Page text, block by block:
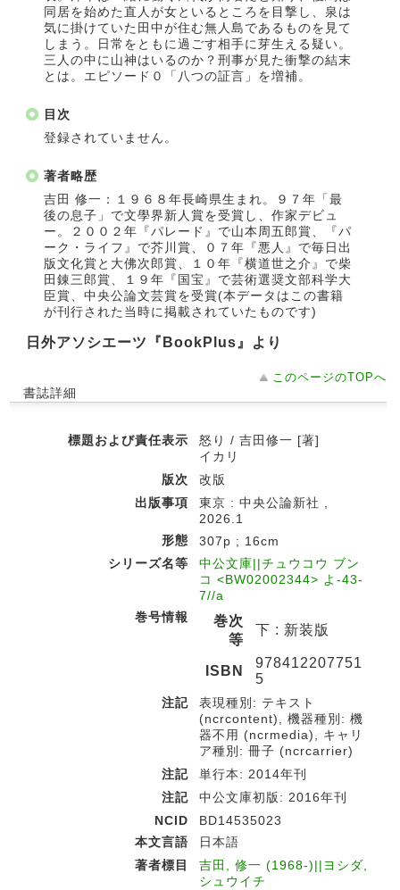
同居を始めた直人が女といるところを目撃し、泉は
気に掛けていた田中が住む無人島であるものを見て
しまう。日常をともに過ごす相手に芽生える疑い。
三人の中に山神はいるのか？刑事が見た衝撃の結末
とは。エピソード０「八つの証言」を増補。
目次
登録されていません。
著者略歴
吉田 修一：１９６８年長崎県生まれ。９７年「最
後の息子」で文學界新人賞を受賞し、作家デビュ
ー。２００２年『パレード』で山本周五郎賞、『パ
ーク・ライフ』で芥川賞、０７年『悪人』で毎日出
版文化賞と大佛次郎賞、１０年『横道世之介』で柴
田錬三郎賞、１９年『国宝』で芸術選奨文部科学大
臣賞、中央公論文芸賞を受賞(本データはこの書籍
が刊行された当時に掲載されていたものです)
日外アソシエーツ『BookPlus』より
このページのTOPへ
書誌詳細
標題および責任表示
怒り / 吉田修一 [著]
イカリ
版次
改版
出版事項
東京 : 中央公論新社 ,
2026.1
形態
307p ; 16cm
シリーズ名等
中公文庫||チュウコウ ブン
コ <BW02002344> よ-43-
7//a
巻号情報
巻次
等
下 : 新装版
ISBN
978412207751
5
注記
表現種別: テキスト
(ncrcontent), 機器種別: 機
器不用 (ncrmedia), キャリ
ア種別: 冊子 (ncrcarrier)
注記
単行本: 2014年刊
注記
中公文庫初版: 2016年刊
NCID
BD14535023
本文言語
日本語
著者標目
吉田, 修一 (1968-)||ヨシダ,
シュウイチ